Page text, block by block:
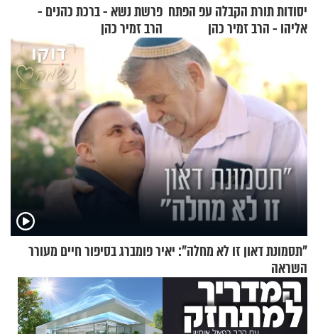
יסודות תורת הקבלה עפ הפתח
אליהו - הרב זמיר כהן
פרשת נשא - ברכת כהנים -
הרב זמיר כהן
"תסמונת דאון זו לא מחלה": יאיר פומברג בסיפור חיים מעורר
השראה